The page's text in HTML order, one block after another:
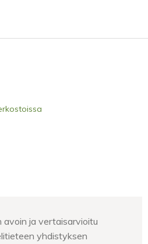
avoin ja vertaisarvioitu
yhdistyksen